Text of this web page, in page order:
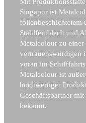
Mit
Singapur ist
folienbeschichtetem
Stahlfeinblech und
Metalcolour zu
vertrauenswürdigen
voran im
Metalcolour ist
hochwertiger
Geschäftspartner
bekannt.